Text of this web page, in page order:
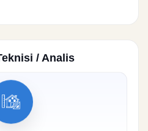
/ Analis